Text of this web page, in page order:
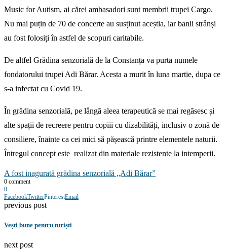
Music for Autism, ai cărei ambasadori sunt membrii trupei Cargo.
Nu mai puțin de 70 de concerte au susținut aceștia, iar banii strânși
au fost folosiți în astfel de scopuri caritabile.
De altfel Grădina senzorială de la Constanța va purta numele
fondatorului trupei Adi Bărar. Acesta a murit în luna martie, dupa ce
s-a infectat cu Covid 19.
În grădina senzorială, pe lângă aleea terapeutică se mai regăsesc și
alte spații de recreere pentru copiii cu dizabilități, inclusiv o zonă de
consiliere, înainte ca cei mici să pășească printre elementele naturii.
Întregul concept este realizat din materiale rezistente la intemperii.
A fost inagurată grădina senzorială „Adi Bărar”
0 comment
0
FacebookTwitterPinterestEmail
previous post
Vești bune pentru turiști
next post